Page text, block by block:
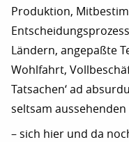
Produktion,
Ländern, angepaßte
Wohlfahrt,
Tatsachen‘ ad
seltsam
– sich hier und da